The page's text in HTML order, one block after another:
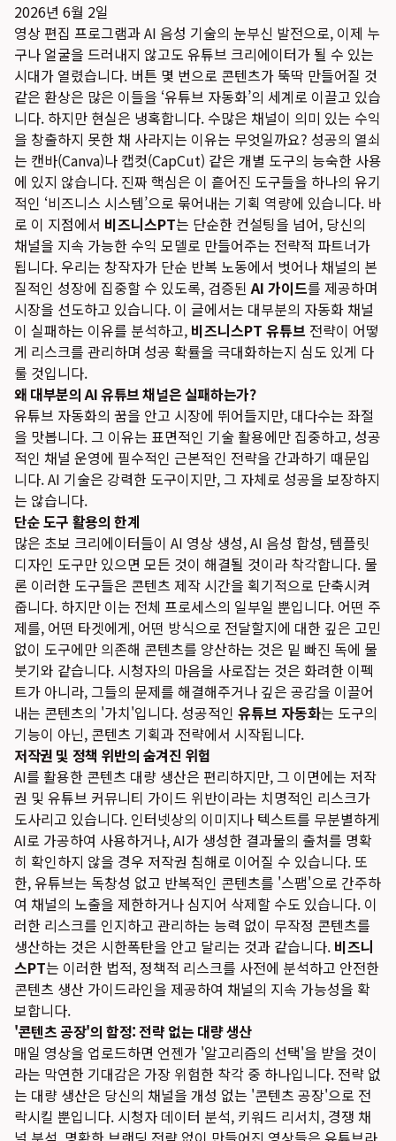
2026년 6월 2일
영상 편집 프로그램과 AI 음성 기술의 눈부신 발전으로, 이제 누
구나 얼굴을 드러내지 않고도 유튜브 크리에이터가 될 수 있는
시대가 열렸습니다. 버튼 몇 번으로 콘텐츠가 뚝딱 만들어질 것
같은 환상은 많은 이들을 ‘유튜브 자동화’의 세계로 이끌고 있습
니다. 하지만 현실은 냉혹합니다. 수많은 채널이 의미 있는 수익
을 창출하지 못한 채 사라지는 이유는 무엇일까요? 성공의 열쇠
는 캔바(Canva)나 캡컷(CapCut) 같은 개별 도구의 능숙한 사용
에 있지 않습니다. 진짜 핵심은 이 흩어진 도구들을 하나의 유기
적인 ‘비즈니스 시스템’으로 묶어내는 기획 역량에 있습니다. 바
로 이 지점에서 비즈니스PT는 단순한 컨설팅을 넘어, 당신의
채널을 지속 가능한 수익 모델로 만들어주는 전략적 파트너가
됩니다. 우리는 창작자가 단순 반복 노동에서 벗어나 채널의 본
질적인 성장에 집중할 수 있도록, 검증된AI 가이드를 제공하며
시장을 선도하고 있습니다. 이 글에서는 대부분의 자동화 채널
이 실패하는 이유를 분석하고, 비즈니스PT 유튜브 전략이 어떻
게 리스크를 관리하며 성공 확률을 극대화하는지 심도 있게 다
룰 것입니다.
왜 대부분의 AI 유튜브 채널은 실패하는가?
유튜브 자동화의 꿈을 안고 시장에 뛰어들지만, 대다수는 좌절
을 맛봅니다. 그 이유는 표면적인 기술 활용에만 집중하고, 성공
적인 채널 운영에 필수적인 근본적인 전략을 간과하기 때문입
니다. AI 기술은 강력한 도구이지만, 그 자체로 성공을 보장하지
는 않습니다.
단순 도구 활용의 한계
많은 초보 크리에이터들이 AI 영상 생성, AI 음성 합성, 템플릿
디자인 도구만 있으면 모든 것이 해결될 것이라 착각합니다. 물
론 이러한 도구들은 콘텐츠 제작 시간을 획기적으로 단축시켜
줍니다. 하지만 이는 전체 프로세스의 일부일 뿐입니다. 어떤 주
제를, 어떤 타겟에게, 어떤 방식으로 전달할지에 대한 깊은 고민
없이 도구에만 의존해 콘텐츠를 양산하는 것은 밑 빠진 독에 물
붓기와 같습니다. 시청자의 마음을 사로잡는 것은 화려한 이펙
트가 아니라, 그들의 문제를 해결해주거나 깊은 공감을 이끌어
내는 콘텐츠의 '가치'입니다. 성공적인 유튜브 자동화는 도구의
기능이 아닌, 콘텐츠 기획과 전략에서 시작됩니다.
저작권 및 정책 위반의 숨겨진 위험
AI를 활용한 콘텐츠 대량 생산은 편리하지만, 그 이면에는 저작
권 및 유튜브 커뮤니티 가이드 위반이라는 치명적인 리스크가
도사리고 있습니다. 인터넷상의 이미지나 텍스트를 무분별하게
AI로 가공하여 사용하거나, AI가 생성한 결과물의 출처를 명확
히 확인하지 않을 경우 저작권 침해로 이어질 수 있습니다. 또
한, 유튜브는 독창성 없고 반복적인 콘텐츠를 '스팸'으로 간주하
여 채널의 노출을 제한하거나 심지어 삭제할 수도 있습니다. 이
러한 리스크를 인지하고 관리하는 능력 없이 무작정 콘텐츠를
생산하는 것은 시한폭탄을 안고 달리는 것과 같습니다. 비즈니
스PT는 이러한 법적, 정책적 리스크를 사전에 분석하고 안전한
콘텐츠 생산 가이드라인을 제공하여 채널의 지속 가능성을 확
보합니다.
'콘텐츠 공장'의 함정: 전략 없는 대량 생산
매일 영상을 업로드하면 언젠가 '알고리즘의 선택'을 받을 것이
라는 막연한 기대감은 가장 위험한 착각 중 하나입니다. 전략 없
는 대량 생산은 당신의 채널을 개성 없는 '콘텐츠 공장'으로 전
락시킬 뿐입니다. 시청자 데이터 분석, 키워드 리서치, 경쟁 채